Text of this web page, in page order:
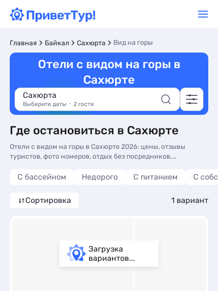
Главная Байкал Сахюрта Вид на горы
Отели с видом на горы в
Сахюрте
Сахюрта
Выберите даты 2 гостя
Где остановиться в Сахюрте
Отели с видом на горы в Сахюрте 2026: цены, отзывы
туристов, фото номеров, отдых без посредников.
горы и балконом.
С бассейном Недорого С питанием С
Сортировка 1 вариант
Загрузка
вариантов...